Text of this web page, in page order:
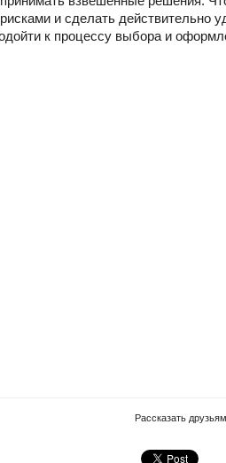
рисками и сделать действительно
к процессу выбора и
Рассказать